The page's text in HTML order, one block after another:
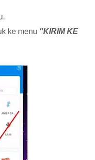
ke menu "KIRIM KE